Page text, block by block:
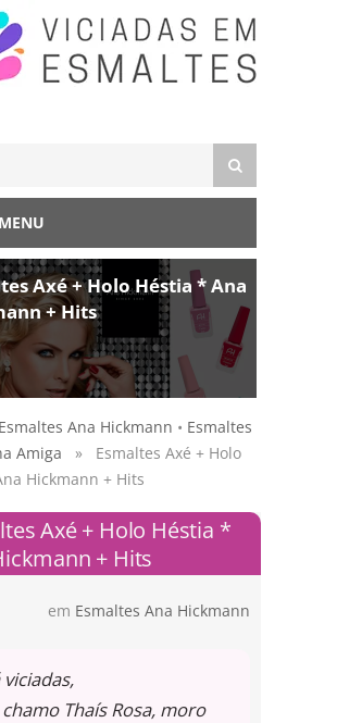
MENU
Axé + Holo Héstia * Ana
+ Hits
Esmaltes Ana Hickmann • Esmaltes
Amiga » Esmaltes Axé + Holo
Hickmann + Hits
Axé + Holo Héstia *
+ Hits
em Esmaltes Ana Hickmann
viciadas,
Thaís Rosa, moro